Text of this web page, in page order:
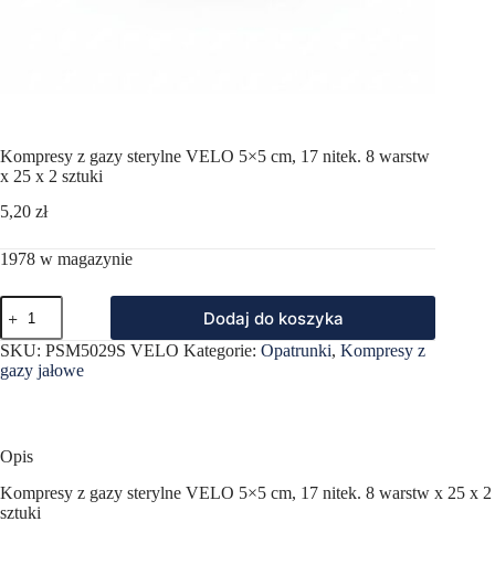
Kompresy z gazy sterylne VELO 5×5 cm, 17 nitek. 8 warstw
x 25 x 2 sztuki
5,20 zł
1978 w magazynie
ilość
Kompresy
z
gazy
sterylne
17
8
warstw
Dodaj do koszyka
SKU: PSM5029S VELO Kategorie: Opatrunki, Kompresy z
gazy jałowe
Opis
Kompresy z gazy sterylne VELO 5×5 cm, 17 nitek. 8 warstw x 25 x 2
sztuki